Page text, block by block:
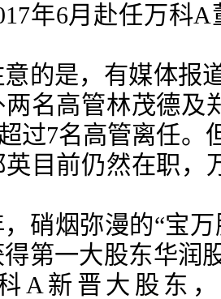
年6月赴任万科
是，有媒体报
名高管林茂德及
过7名高管离任。
目前仍然在职，
烟弥漫的“宝万
第一大股东华润
A新晋大股东